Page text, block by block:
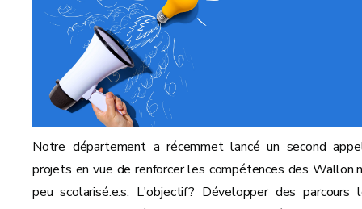
Notre département a récemmet lancé un second
projets en vue de renforcer les compétences des
peu scolarisé.e.s. L'objectif? Développer des parcours